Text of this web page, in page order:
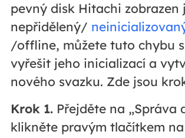
pevný disk Hitachi zobrazen
nepřidělený/
/offline, můžete tuto chybu
vyřešit jeho inicializací a
nového svazku. Zde jsou
Krok 1.Přejděte na „Správa
klikněte pravým tlačítkem